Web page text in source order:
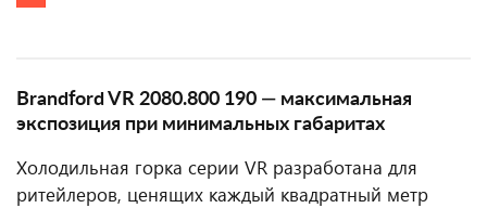
Brandford VR 2080.800 190 — максимальная
экспозиция при минимальных габаритах
Холодильная горка серии VR разработана для
ритейлеров, ценящих каждый квадратный метр